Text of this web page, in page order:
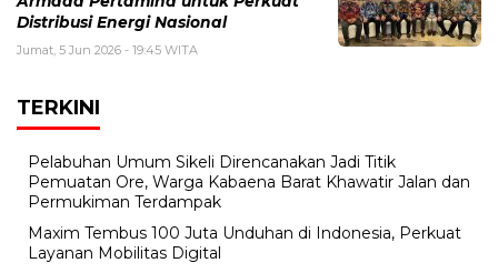
Distribusi Energi Nasional
Jumat, 5 Jun 2026 - 19:45 WITA
TERKINI
Pelabuhan Umum Sikeli Direncanakan Jadi Titik
Pemuatan Ore, Warga Kabaena Barat Khawatir Jalan dan
Permukiman Terdampak
Maxim Tembus 100 Juta Unduhan di Indonesia, Perkuat
Layanan Mobilitas Digital